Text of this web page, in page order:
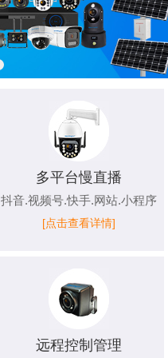
多平台慢直播
抖音.视频号.快手.网站.小程序
[点击查看详情]
远程控制管理